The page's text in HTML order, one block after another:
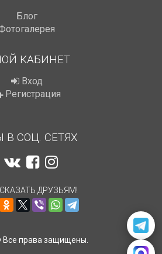
Блог
КАБИНЕТ
Вход
Регистрация
В СОЦ. СЕТЯХ
ДРУЗЬЯМ!
Все права защищены.